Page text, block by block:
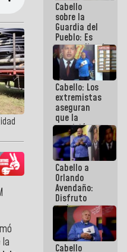
Cabello
sobre la
Guardia del
Pueblo: Es
extraordinario
como esos
muchachos
y
muchachas
se enlazan
con la gente
Cabello: Los
extremistas
aseguran
que la
oposición
actual es la
más
dividida de
la historia
de
Venezuela
Cabello a
Orlando
Avendaño:
Disfruto
cada vez
que escribes
porque lo
que haces
es
Cabello